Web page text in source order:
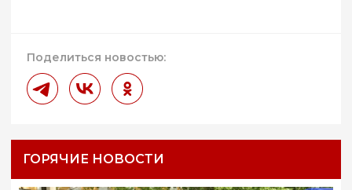
Поделиться новостью:
ГОРЯЧИЕ НОВОСТИ